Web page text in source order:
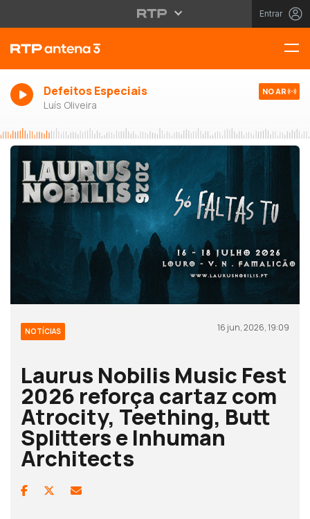
Entrar
Defeitos Especiais
Luís Oliveira
NO AR
NOTÍCIAS 16 jun, 2026, 19:09
Laurus Nobilis Music Fest
2026 reforça cartaz com
Atrocity, Teething, Butt
Splitters e Inhuman
Architects